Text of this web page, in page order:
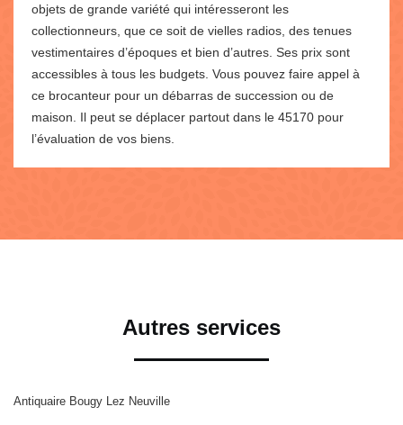
objets de grande variété qui intéresseront les
collectionneurs, que ce soit de vielles radios, des tenues
vestimentaires d’époques et bien d’autres. Ses prix sont
accessibles à tous les budgets. Vous pouvez faire appel à
ce brocanteur pour un débarras de succession ou de
maison. Il peut se déplacer partout dans le 45170 pour
l’évaluation de vos biens.
Autres services
Antiquaire Bougy Lez Neuville